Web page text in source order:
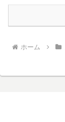
ホーム